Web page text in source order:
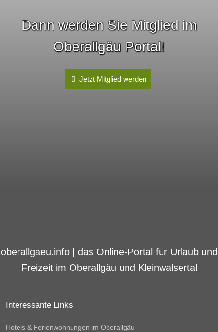
Dann werden Sie Mitglied im
Oberallgäu Portal!
Jetzt Mitglied werden
oberallgaeu.info | das Online-Portal für Urlaub und
Freizeit im Oberallgäu und Kleinwalsertal
Interessante Links
Hotels & Ferienwohnungen im Oberallgäu